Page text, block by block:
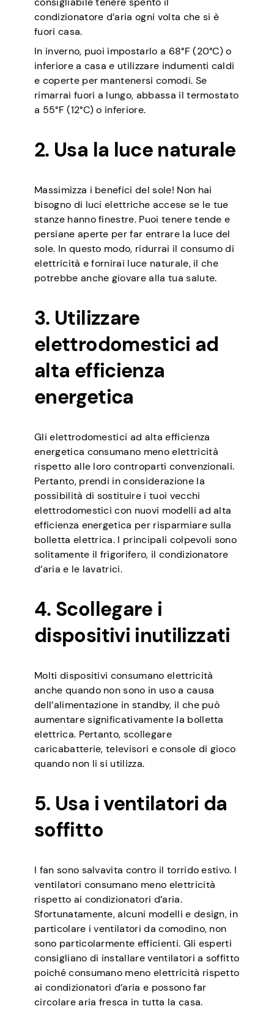
condizionatore d’aria ogni volta che si è
fuori casa.
In inverno, puoi impostarlo a 68°F (20°C) o
inferiore a casa e utilizzare indumenti caldi
e coperte per mantenersi comodi. Se
rimarrai fuori a lungo, abbassa il termostato
a 55°F (12°C) o inferiore.
2. Usa la luce naturale
Massimizza i benefici del sole! Non hai
bisogno di luci elettriche accese se le tue
stanze hanno finestre. Puoi tenere tende e
persiane aperte per far entrare la luce del
sole. In questo modo, ridurrai il consumo di
elettricità e fornirai luce naturale, il che
potrebbe anche giovare alla tua salute.
3. Utilizzare
elettrodomestici ad
alta efficienza
energetica
Gli elettrodomestici ad alta efficienza
energetica consumano meno elettricità
rispetto alle loro controparti convenzionali.
Pertanto, prendi in considerazione la
possibilità di sostituire i tuoi vecchi
elettrodomestici con nuovi modelli ad alta
efficienza energetica per risparmiare sulla
bolletta elettrica. I principali colpevoli sono
solitamente il frigorifero, il condizionatore
d’aria e le lavatrici.
4. Scollegare i
dispositivi inutilizzati
Molti dispositivi consumano elettricità
anche quando non sono in uso a causa
dell’alimentazione in standby, il che può
aumentare significativamente la bolletta
elettrica. Pertanto, scollegare
caricabatterie, televisori e console di gioco
quando non li si utilizza.
5. Usa i ventilatori da
soffitto
I fan sono salvavita contro il torrido estivo. I
ventilatori consumano meno elettricità
rispetto ai condizionatori d’aria.
Sfortunatamente, alcuni modelli e design, in
particolare i ventilatori da comodino, non
sono particolarmente efficienti. Gli esperti
consigliano di installare ventilatori a soffitto
poiché consumano meno elettricità rispetto
ai condizionatori d’aria e possono far
circolare aria fresca in tutta la casa.